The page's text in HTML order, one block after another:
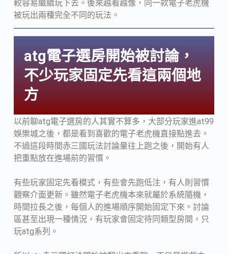
較容易繼續玩下去。後來越看越像，同一款電子老虎機
被玩出兩種完全不同的玩法。
atg電子選房開始被討論，
不少玩家固定先看這兩個地
方
以前聊atg電子選房的人其實不算多，大部分玩家進at99
娛樂城之後，都是看到喜歡的電子老虎機直接點進去。
不過這段時間赤三國玩法討論量往上跑之後，開始有人
把重點放在進場前的習慣。
有些玩家固定先看模式，有些會先跑低注，有人則習慣
觀察介面更新。雖然電子老虎機本來就屬於系統隨機，
時間拉長之後，每個人的進場順序開始固定下來。討論
區甚至出現一種情況，有玩家會固定待同類型房間，只
玩atg系列。